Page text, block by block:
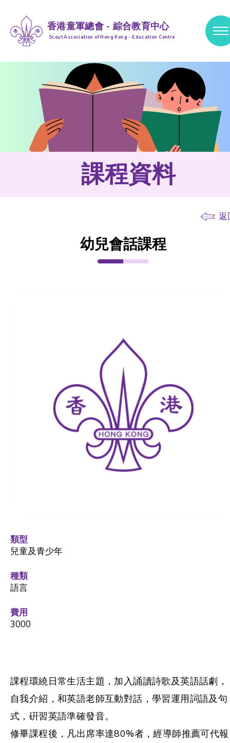
香港童軍總會 - 綜合教育中心
Scout Association of Hong Kong - Education Centre
跳到內容 (按輸入鍵)
課程資料
返
幼兒會話課程
類型
兒童及青少年
種類
語言
費用
3000
課程環繞日常生活主題，加入誦讀詩歌及英語話劇，
自我介紹，和英語老師互動對話，學習運用詞語及句
式，硏習英語準確發音。
修畢課程後，凡出席率達80%者，經導師推薦可代報